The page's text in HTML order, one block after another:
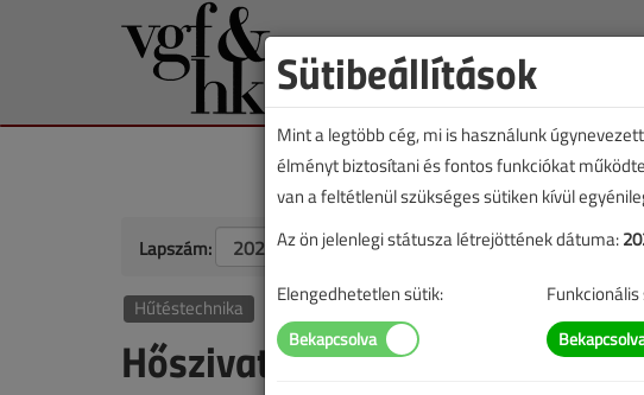
Lapszám:
Hűtéstechnika
Hőszivattyú vagy gázkazán?
Sütibeállítások
Mint a legtöbb cég, mi is használunk
élményt biztosítani és fontos funkciókat
van a feltétlenül szükséges sütiken kívül
Az ön jelenlegi státusza létrejöttének dátuma:
Elengedhetetlen sütik: Funkcionális